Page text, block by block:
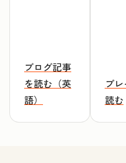
ブログ記事
を読む（英
語）
プ
読む